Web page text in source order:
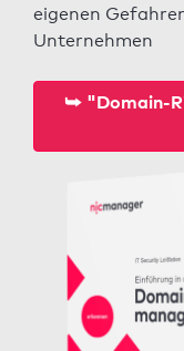
eigenen
Unternehmen
⮩ "Domain-